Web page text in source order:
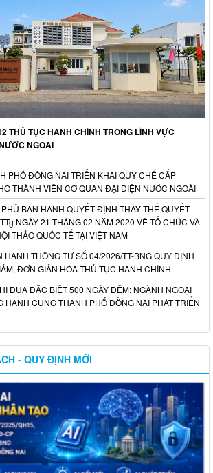
THỦ TỤC HÀNH CHÍNH TRONG LĨNH VỰC
NGOÀI
PHỐ ĐỒNG NAI TRIỂN KHAI QUY CHẾ CẤP
THÀNH VIÊN CƠ QUAN ĐẠI DIỆN NƯỚC NGOÀI
BAN HÀNH QUYẾT ĐỊNH THAY THẾ QUYẾT
NGÀY 21 THÁNG 02 NĂM 2020 VỀ TỔ CHỨC VÀ
THẢO QUỐC TẾ TẠI VIỆT NAM
HÀNH THÔNG TƯ SỐ 04/2026/TT-BNG QUY ĐỊNH
ĐƠN GIẢN HÓA THỦ TỤC HÀNH CHÍNH
ĐUA ĐẶC BIỆT 500 NGÀY ĐÊM: NGÀNH NGOẠI
HÀNH CÙNG THÀNH PHỐ ĐỒNG NAI PHÁT TRIỂN
- QUY ĐỊNH MỚI